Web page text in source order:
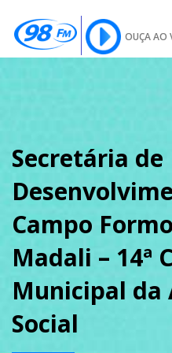
OUÇA AO
SOBRE
PODCAST
GALERIA
Secretária de
Campo
Madali – 14ª
Municipal da
Social